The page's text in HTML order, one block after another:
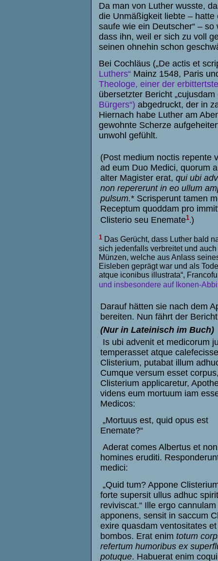
Da man von Luther wusste,
die Unmäßigkeit liebte – hatte
saufe wie ein Deutscher“ –
dass ihn, weil er sich zu voll
seinen ohnehin schon
Bei Cochläus („De actis et
Luthers“ Mainz 1548, Paris
Theologe, einer der
übersetzter Bericht
Bürgers“) abgedruckt, der in
Hiernach habe Luther am
gewohnte Scherze
unwohl gefühlt.
(Post medium noctis repente
ad eum Duo Medici, quorum
alter Magister erat, qui ubi
non repererunt in eo ullum
pulsum.* Scrisperunt tamen
Receptum quoddam pro
Clisterio seu Enemate1.)
1 Das Gerücht, dass Luther bald
sich jedenfalls verbreitet und
Münzen, welche aus Anlass
Eisleben geprägt war und als
atque iconibus illustrata“,
und insbesondere auf Ikonen-
Darauf hätten sie nach dem
bereiten. Nun fährt der
(Nur in Lateinisch im Buch)
Is ubi advenit et medicorum
temperasset atque
Clisterium, putabat illum
Cumque versum esset
Clisterium applicaretur,
videns eum mortuum iam
Medicos:
„Mortuus est, quid opus est
Enemate?“
Aderat comes Albertus et
homines eruditi.
medici:
„Quid tum? Appone
forte supersit ullus adhuc
reviviscat.“ Ille ergo cannulam
apponens, sensit in saccum
exire quasdam ventositates et
bombos. Erat enim totum
refertum humoribus ex
potuque. Habuerat enim